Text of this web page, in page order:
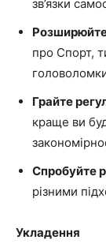
зв’язки
Розширюйте
про Спорт,
Грайте
краще ви
Спробуйте
різними
Укладення